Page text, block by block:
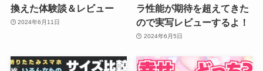
換えた体験談＆レビュー
2024年6月11日
ラ性能が期待を超えてきた
ので実写レビューするよ！
2024年6月5日